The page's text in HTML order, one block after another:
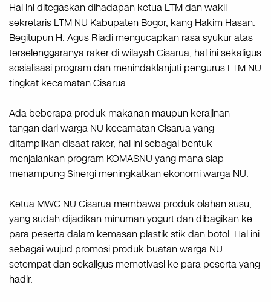
Hal ini ditegaskan dihadapan ketua LTM dan wakil
sekretaris LTM NU Kabupaten Bogor, kang Hakim Hasan.
Begitupun H. Agus Riadi mengucapkan rasa syukur atas
terselenggaranya raker di wilayah Cisarua, hal ini sekaligus
sosialisasi program dan menindaklanjuti pengurus LTM NU
tingkat kecamatan Cisarua.
Ada beberapa produk makanan maupun kerajinan
tangan dari warga NU kecamatan Cisarua yang
ditampilkan disaat raker, hal ini sebagai bentuk
menjalankan program KOMASNU yang mana siap
menampung Sinergi meningkatkan ekonomi warga NU.
Ketua MWC NU Cisarua membawa produk olahan susu,
yang sudah dijadikan minuman yogurt dan dibagikan ke
para peserta dalam kemasan plastik stik dan botol. Hal ini
sebagai wujud promosi produk buatan warga NU
setempat dan sekaligus memotivasi ke para peserta yang
hadir.